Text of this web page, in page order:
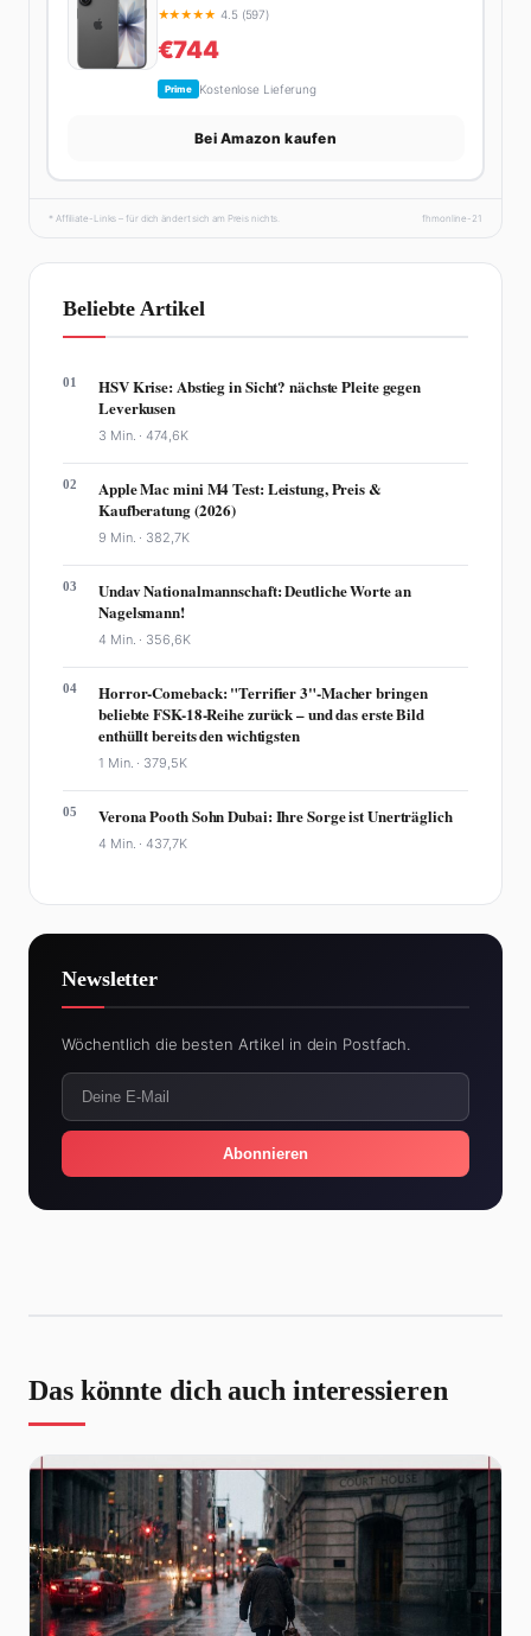
★★★★★ 4.5 (597)
€744
Prime Kostenlose Lieferung
Bei Amazon kaufen
* Affiliate-Links – für dich ändert sich am Preis nichts. fhmonline-21
Beliebte Artikel
01
HSV Krise: Abstieg in Sicht? nächste Pleite gegen
Leverkusen
3 Min. ·474,6K
02
Apple Mac mini M4 Test: Leistung, Preis &
Kaufberatung (2026)
9 Min. · 382,7K
03
Undav Nationalmannschaft: Deutliche Worte an
Nagelsmann!
4 Min. · 356,6K
04
Horror-Comeback: "Terrifier 3"-Macher bringen
beliebte FSK-18-Reihe zurück – und das erste Bild
enthüllt bereits den wichtigsten
1 Min. · 379,5K
05 Verona Pooth Sohn Dubai: Ihre Sorge ist Unerträglich
4 Min. ·437,7K
Newsletter
Wöchentlich die besten Artikel in dein Postfach.
Abonnieren
Das könnte dich auch interessieren